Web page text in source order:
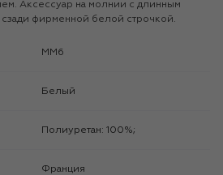
Аксессуар на молнии с длинным
фирменной белой строчкой.
MM6
Белый
Полиуретан: 100%;
Франция